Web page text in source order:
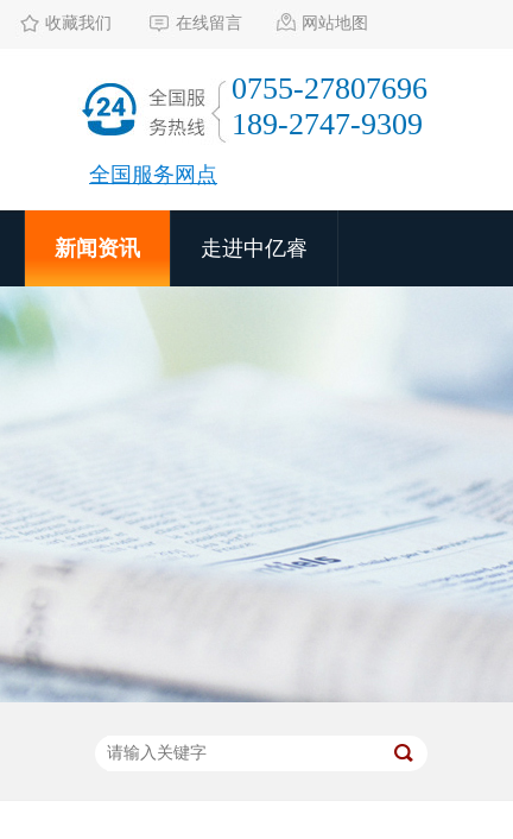
收藏我们 在线留言 网站地图
0755-27807696
189-2747-9309
全国服务网点
新闻资讯 走进中亿睿